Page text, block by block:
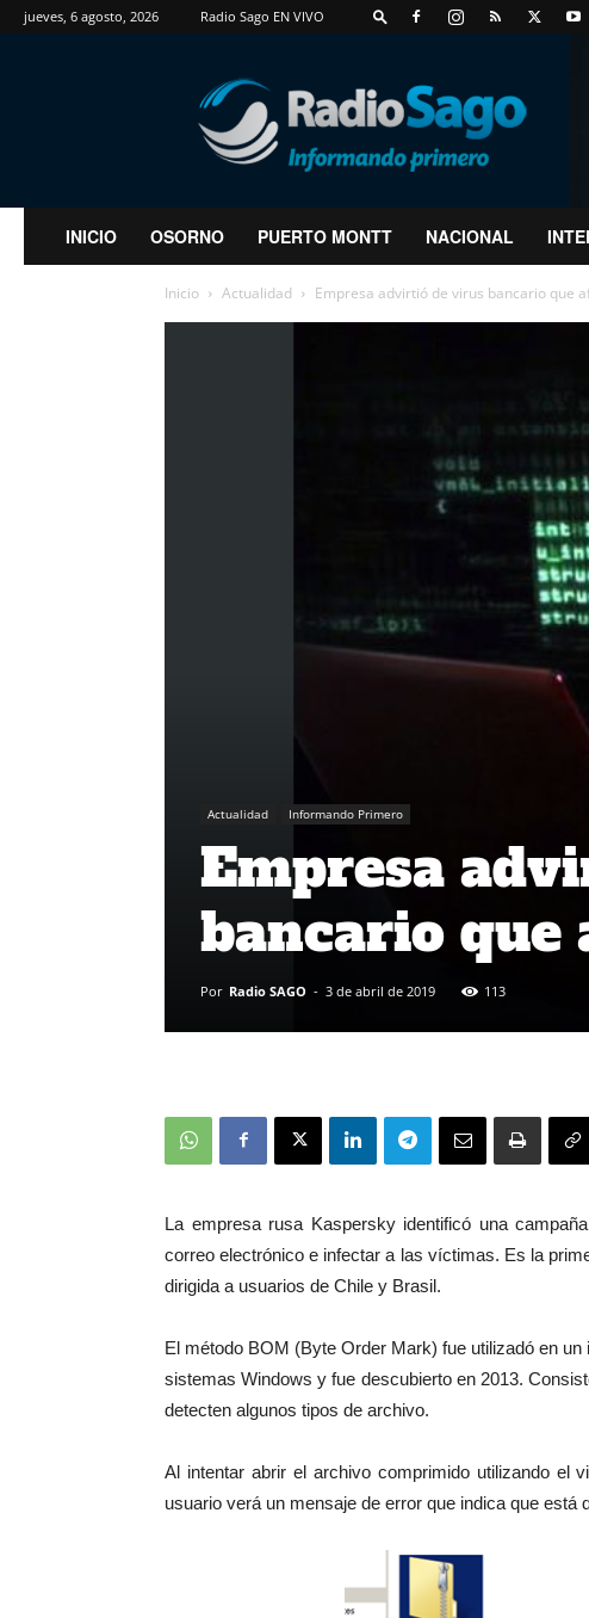
jueves, 6 agosto, 2026 Radio Sago EN VIVO
RadioSago
INICIO OSORNO PUERTO MONTT NACIONAL
Inicio Actualidad Empresa advirtió de virus bancario que
Actualidad Informando Primero
Empresa
bancario que
Por Radio SAGO - 3 de abril de 2019 113
La empresa rusa Kaspersky identificó una
correo electrónico e infectar a las víctimas. Es la
dirigida a usuarios de Chile y Brasil.
El método BOM (Byte Order Mark) fue utilizadó en
sistemas Windows y fue descubierto en 2013.
detecten algunos tipos de archivo.
Al intentar abrir el archivo comprimido utilizando el
usuario verá un mensaje de error que indica que está